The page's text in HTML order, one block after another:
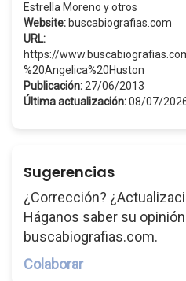
Estrella Moreno y otros
Website: buscabiografias.com
URL:
https://
%20Angelica%20Huston
Publicación: 27/06/2013
Última actualización:08/07/
Sugerencias
¿Corrección?
Háganos saber su
buscabiografias.com.
Colaborar